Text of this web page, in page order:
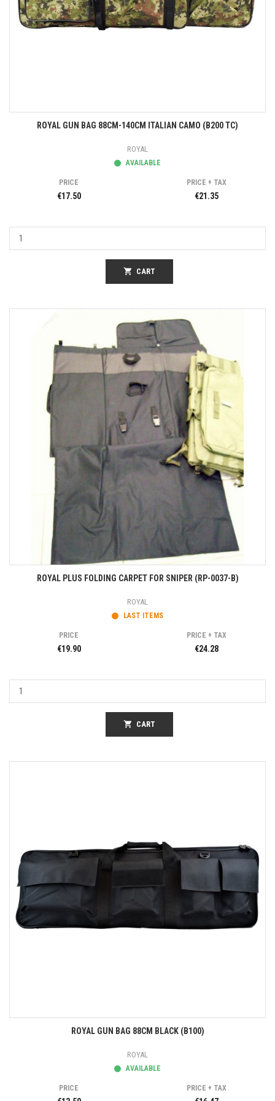
ROYAL GUN BAG 88CM-140CM ITALIAN CAMO (B200 TC)
ROYAL
AVAILABLE
PRICE
€17.50
PRICE + TAX
€21.35
shopping_cart CART
ROYAL PLUS FOLDING CARPET FOR SNIPER (RP-0037-B)
ROYAL
LAST ITEMS
PRICE
€19.90
PRICE + TAX
€24.28
shopping_cart CART
ROYAL GUN BAG 88CM BLACK (B100)
ROYAL
AVAILABLE
PRICE PRICE + TAX